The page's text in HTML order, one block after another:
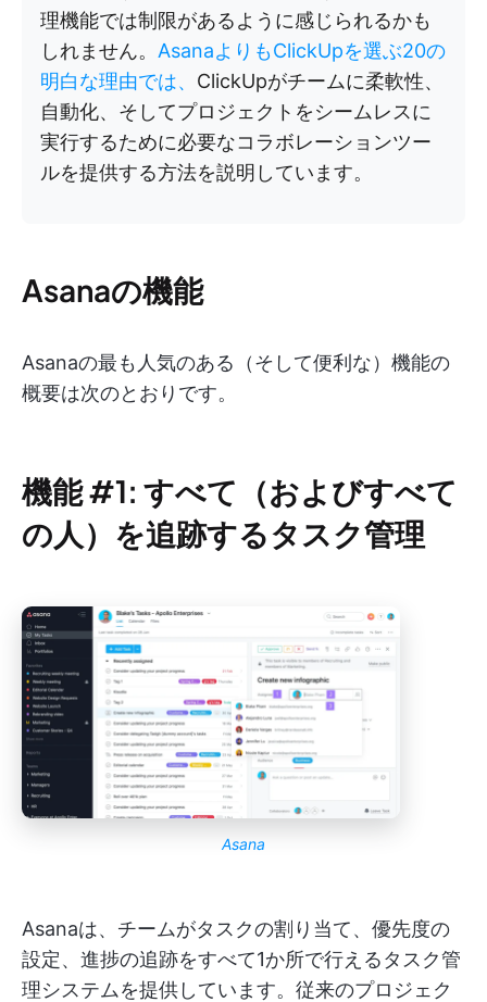
理機能では制限があるように感じられるかも
しれません。 AsanaよりもClickUpを選ぶ20の
明白な理由では、 ClickUpがチームに柔軟性、
自動化、そしてプロジェクトをシームレスに
実行するために必要なコラボレーションツー
ルを提供する方法を説明しています。
Asanaの機能
Asanaの最も人気のある（そして便利な）機能の
概要は次のとおりです。
機能 #1: すべて（およびすべて
の人）を追跡するタスク管理
Asana
Asanaは、チームがタスクの割り当て、優先度の
設定、進捗の追跡をすべて1か所で行えるタスク管
理システムを提供しています。従来のプロジェク